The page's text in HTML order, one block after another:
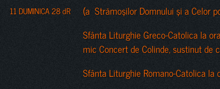
11 DUMINICA 28 dR
(a Strămoşilor Domnului şi a Celor
Sfânta Liturghie Greco-Catolica la
mic Concert de Colinde, sustinut de
Sfânta Liturghie Romano-Catolica la